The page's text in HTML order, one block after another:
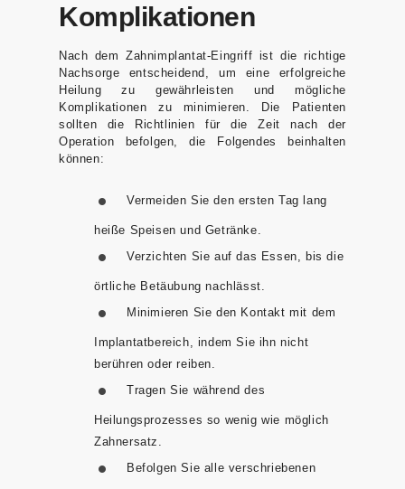
Komplikationen
Nach dem Zahnimplantat-Eingriff ist die richtige
Nachsorge entscheidend, um eine erfolgreiche
Heilung zu gewährleisten und mögliche
Komplikationen zu minimieren. Die Patienten
sollten die Richtlinien für die Zeit nach der
Operation befolgen, die Folgendes beinhalten
können:
Vermeiden Sie den ersten Tag lang
heiße Speisen und Getränke.
Verzichten Sie auf das Essen, bis die
örtliche Betäubung nachlässt.
Minimieren Sie den Kontakt mit dem
Implantatbereich, indem Sie ihn nicht
berühren oder reiben.
Tragen Sie während des
Heilungsprozesses so wenig wie möglich
Zahnersatz.
Befolgen Sie alle verschriebenen